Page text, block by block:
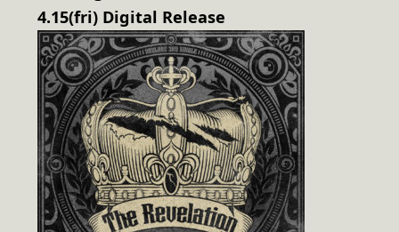
4.15(fri) Digital Release